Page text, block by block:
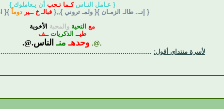
{ عـامل النـاسكـما تـحب أن يـعاملوك }
{ إنـ.. طالـ الزمـان }{ ولمـ تروني },,{ فبالـ خ ــير دوماً }{
مع التحيةوالمحبة الأخوية
طيــ الذكرياتــف
.@. وحدهـ منـ الناس.@.
لأسرة منتداي أقول: ..............................................................................